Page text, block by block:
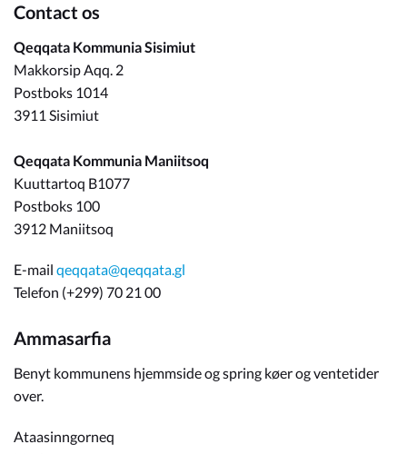
Contact os
Qeqqata Kommunia Sisimiut
Makkorsip Aqq. 2
Postboks 1014
3911 Sisimiut
Qeqqata Kommunia Maniitsoq
Kuuttartoq B1077
Postboks 100
3912 Maniitsoq
E-mail qeqqata@qeqqata.gl
Telefon (+299) 70 21 00
Ammasarfia
Benyt kommunens hjemmside og spring køer og ventetider
over.
Ataasinngorneq